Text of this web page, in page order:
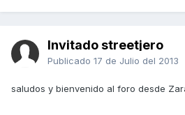
Invitado streetjero
Publicado 17 de Julio del 2013
saludos y bienvenido al foro desde